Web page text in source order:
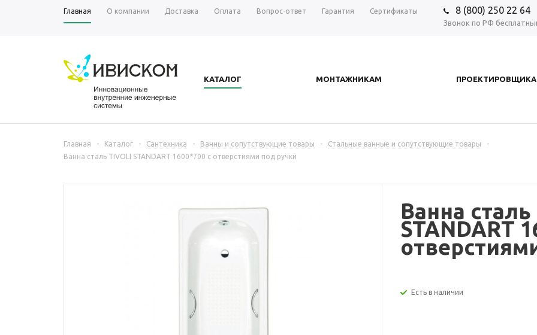
Главная О компании Доставка Оплата Вопрос-ответ Гарантия Сертификаты 8 (800) 250 22 64
Звонок по РФ
КАТАЛОГ МОНТАЖНИКАМ
Главная - Каталог - Сантехника - Ванны и сопутствующие товары - Стальные ванные и сопутствующие товары
-
Ванна сталь TIVOLI STANDART 1600*700 с отверстиями под ручки
Ванна сталь
STANDART
Есть в наличии